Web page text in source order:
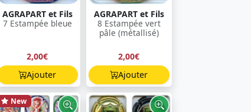
AGRAPART et Fils
7 Estampée bleue
2,00€
Ajouter
AGRAPART et Fils
8 Estampée vert
pâle (métallisé)
2,00€
Ajouter
New